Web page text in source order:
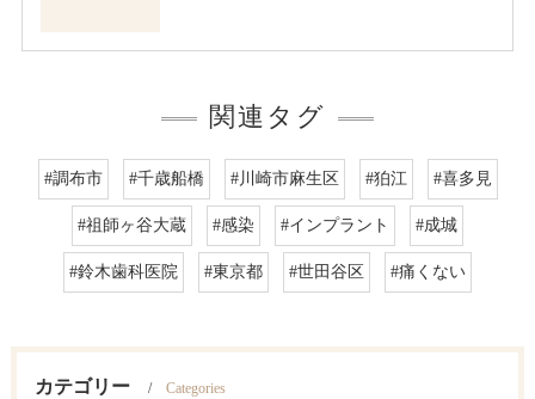
関連タグ
#調布市 #千歳船橋 #川崎市麻生区 #狛江 #喜多見
#祖師ヶ谷大蔵 #感染 #インプラント #成城
#鈴木歯科医院 #東京都 #世田谷区 #痛くない
カテゴリー Categories